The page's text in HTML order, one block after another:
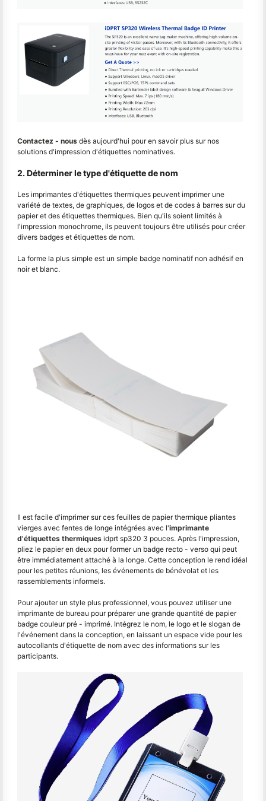
Contactez - nous dès aujourd'hui pour en savoir plus sur nos
solutions d'impression d'étiquettes nominatives.
2. Déterminer le type d'étiquette de nom
Les imprimantes d'étiquettes thermiques peuvent imprimer une
variété de textes, de graphiques, de logos et de codes à barres sur du
papier et des étiquettes thermiques. Bien qu'ils soient limités à
l'impression monochrome, ils peuvent toujours être utilisés pour créer
divers badges et étiquettes de nom.
La forme la plus simple est un simple badge nominatif non adhésif en
noir et blanc.
Il est facile d'imprimer sur ces feuilles de papier thermique pliantes
vierges avec fentes de longe intégrées avec l'imprimante
d'étiquettes thermiques idprt sp320 3 pouces. Après l'impression,
pliez le papier en deux pour former un badge recto - verso qui peut
être immédiatement attaché à la longe. Cette conception le rend idéal
pour les petites réunions, les événements de bénévolat et les
rassemblements informels.
Pour ajouter un style plus professionnel, vous pouvez utiliser une
imprimante de bureau pour préparer une grande quantité de papier
badge couleur pré - imprimé. Intégrez le nom, le logo et le slogan de
l'événement dans la conception, en laissant un espace vide pour les
autocollants d'étiquette de nom avec des informations sur les
participants.